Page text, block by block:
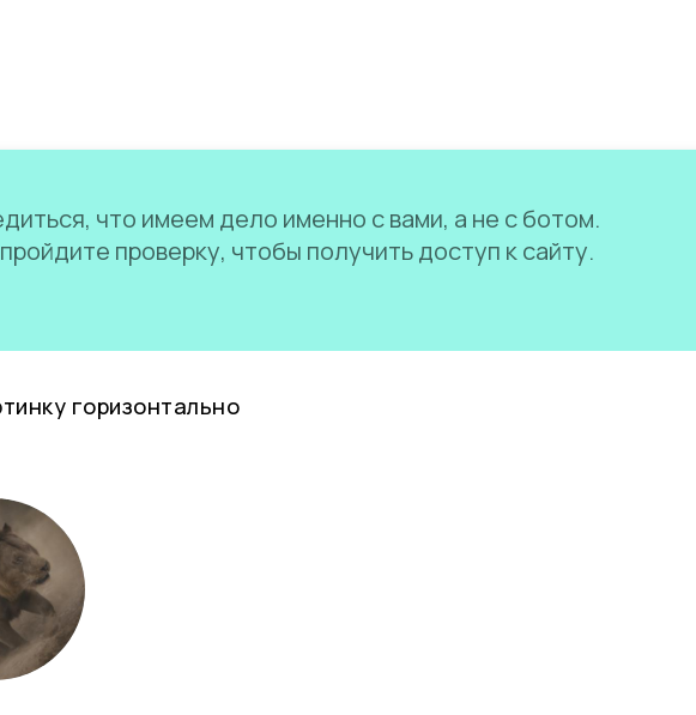
что имеем дело именно с вами, а не с ботом.
проверку, чтобы получить доступ к сайту.
горизонтально